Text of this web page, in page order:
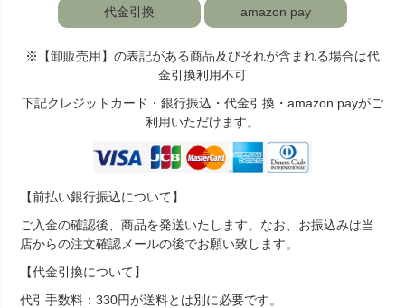
代金引換 amazon pay
※【卸販売用】の表記がある商品及びそれが含まれる場合は代
金引換利用不可
下記クレジットカード・銀行振込・代金引換・amazon payがご
利用いただけます。
【前払い銀行振込について】
ご入金の確認後、商品を発送いたします。なお、お振込みは当
店からの注文確認メールの後でお願い致します。
【代金引換について】
代引手数料：330円が送料とは別に必要です。